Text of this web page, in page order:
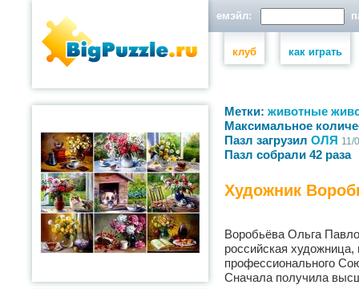
емэйл:
клуб как играть
Метки: животные
Максимальное
Пазл загрузил ОЛЯ 11/
Пазл собрали 42 раза
Художник
Воробьёва Ольга
российская
профессионального
Сначала получила